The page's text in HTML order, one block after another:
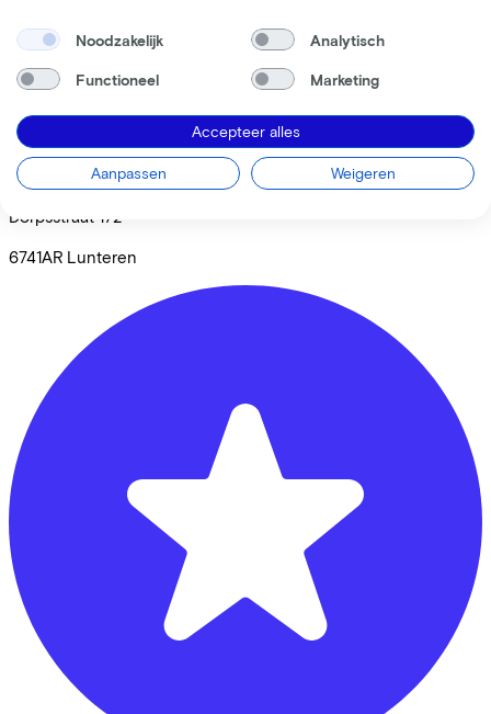
Henk van Donkelaar tweewielers
Dorpsstraat 172
6741AR Lunteren
Noodzakelijk Analytisch
Functioneel Marketing
Accepteer alles
Aanpassen Weigeren